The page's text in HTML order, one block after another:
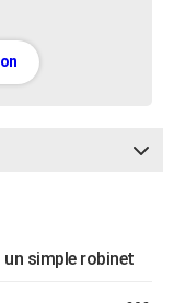
simple robinet